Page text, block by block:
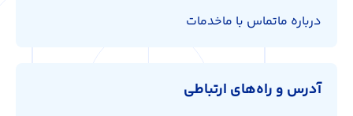
درباره ماتماس با ماخدمات
آدرس و راه‌های ارتباطی